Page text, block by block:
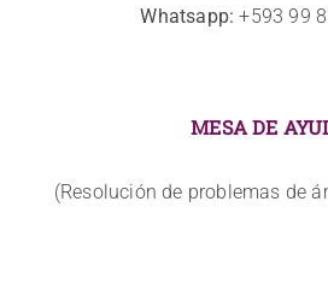
Whatsapp: +593 99
MESA DE
(Resolución de problemas de